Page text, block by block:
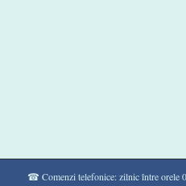
☎ Comenzi telefonice: zilnic între orele